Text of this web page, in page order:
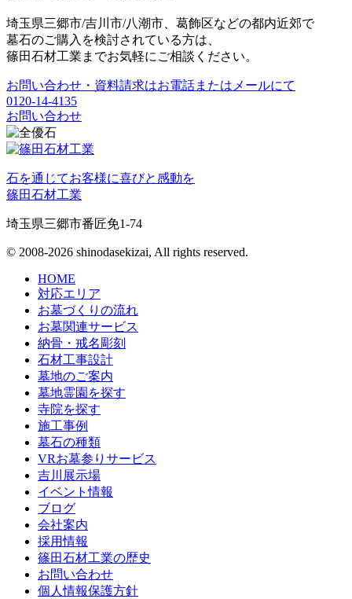
埼玉県三郷市/吉川市/八潮市、葛飾区などの都内近郊で
墓石のご購入を検討されている方は、
篠田石材工業までお気軽にご相談ください。
お問い合わせ・資料請求はお電話またはメールにて
0120-14-4135
お問い合わせ
石を通じてお客様に喜びと感動を
篠田石材工業
埼玉県三郷市番匠免1-74
© 2008-2026 shinodasekizai, All rights reserved.
HOME
対応エリア
お墓づくりの流れ
お墓関連サービス
納骨・戒名彫刻
石材工事設計
墓地のご案内
墓地霊園を探す
寺院を探す
施工事例
墓石の種類
VRお墓参りサービス
吉川展示場
イベント情報
ブログ
会社案内
採用情報
篠田石材工業の歴史
お問い合わせ
個人情報保護方針